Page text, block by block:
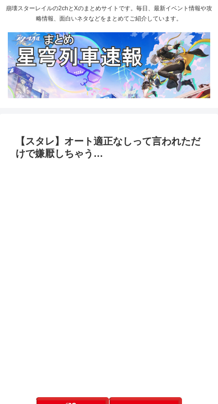
崩壊スターレイルの2chとXのまとめサイトです。毎日、最新イベント情報や攻
略情報、面白いネタなどをまとめてご紹介しています。
【スタレ】オート適正なしって言われただ
けで嫌厭しちゃう…